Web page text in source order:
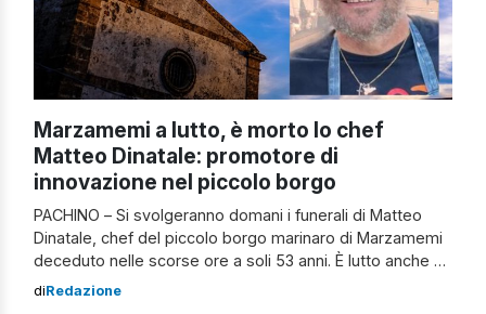
Marzamemi a lutto, è morto lo chef
Matteo Dinatale: promotore di
innovazione nel piccolo borgo
PACHINO – Si svolgeranno domani i funerali di Matteo
Dinatale, chef del piccolo borgo marinaro di Marzamemi
deceduto nelle scorse ore a soli 53 anni. È lutto anche a
Pachino. In zona tutti conoscevano lo chef per il suo
diRedazione